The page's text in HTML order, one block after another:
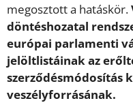
megosztott a hatáskör.
döntéshozatal
európai parlamenti
jelöltlistáinak az
szerződésmódosítás
veszélyforrásának.